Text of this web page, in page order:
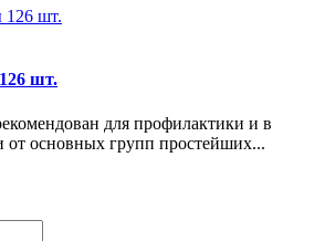
шт.
для профилактики и в
от основных групп простейших...